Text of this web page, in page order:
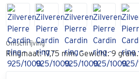
Omschrijving
Ringmaat: 17,75 mm. Gewicht: 9 gram.